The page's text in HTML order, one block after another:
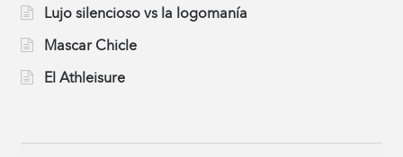
Lujo silencioso vs la logomanía
Mascar Chicle
El Athleisure